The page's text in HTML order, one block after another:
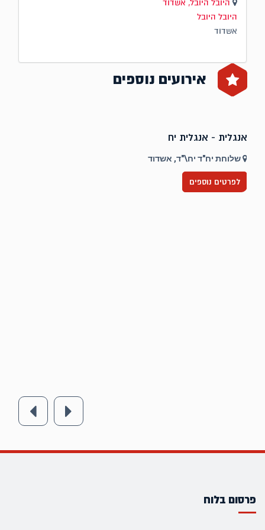
היובל היובל, אשדוד
היובל היובל
אשדוד
אירועים נוספים
אנגלית - אנגלית יח
שלוחת יח"ד יח\"ד, אשדוד
לפרטים נוספים
פרסום בלוח